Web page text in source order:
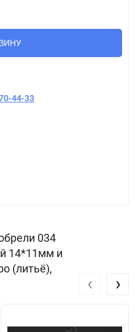
44-33
034
14*11мм и
(литьё),
‹ ›